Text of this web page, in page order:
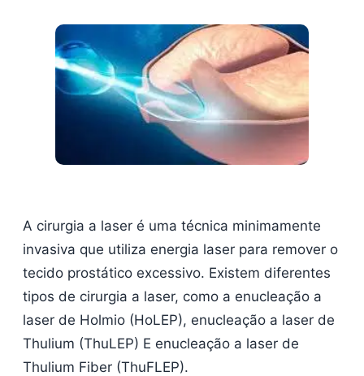
A cirurgia a laser é uma técnica minimamente
invasiva que utiliza energia laser para remover o
tecido prostático excessivo. Existem diferentes
tipos de cirurgia a laser, como a enucleação a
laser de Holmio (HoLEP), enucleação a laser de
Thulium (ThuLEP) E enucleação a laser de
Thulium Fiber (ThuFLEP).